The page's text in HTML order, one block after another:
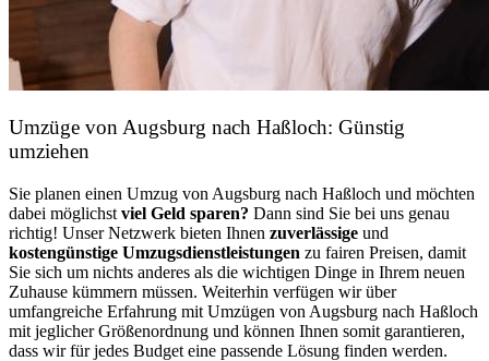
Umzüge von Augsburg nach Haßloch: Günstig
umziehen
Sie planen einen Umzug von Augsburg nach Haßloch und möchten
dabei möglichst viel Geld sparen? Dann sind Sie bei uns genau
richtig! Unser Netzwerk bieten Ihnen zuverlässige und
kostengünstige Umzugsdienstleistungen zu fairen Preisen, damit
Sie sich um nichts anderes als die wichtigen Dinge in Ihrem neuen
Zuhause kümmern müssen. Weiterhin verfügen wir über
umfangreiche Erfahrung mit Umzügen von Augsburg nach Haßloch
mit jeglicher Größenordnung und können Ihnen somit garantieren,
dass wir für jedes Budget eine passende Lösung finden werden.